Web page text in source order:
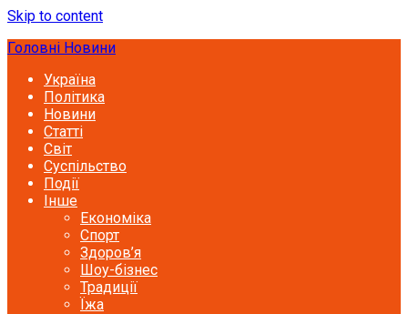
Skip to content
Головні Новини
Україна
Політика
Новини
Статті
Світ
Суспільство
Події
Інше
Економіка
Спорт
Здоров’я
Шоу-бізнес
Традиції
Їжа